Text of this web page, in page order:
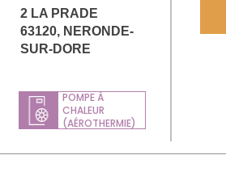
2 LA PRADE
63120, NERONDE-
SUR-DORE
POMPE À
CHALEUR
(AÉROTHERMIE)